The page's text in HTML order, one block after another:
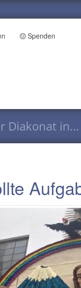
Spenden
Diakonat in…